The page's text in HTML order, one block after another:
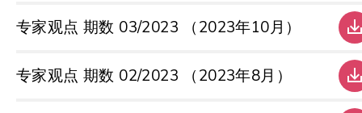
专家观点 期数 03/2023 （2023年10月）
专家观点 期数 02/2023 （2023年8月）